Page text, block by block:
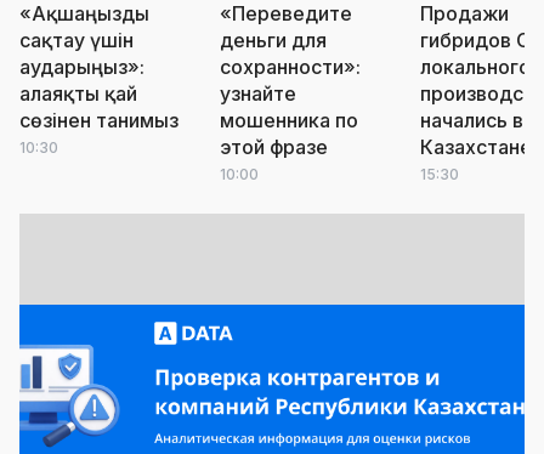
«Ақшаңызды
сақтау үшін
аударыңыз»:
алаяқты қай
сөзінен танимыз
10:30
«Переведите
деньги для
сохранности»:
узнайте
мошенника по
этой фразе
10:00
Продажи
гибридов
локального
начались в
Казахстане
15:30